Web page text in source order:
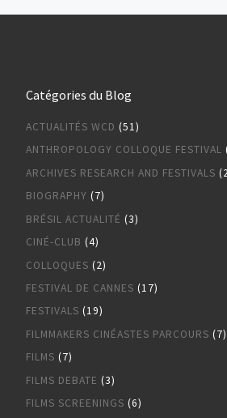
Catégories du Blog
ACTUALITÉS WCD (51)
ANTHROPOLOGY COLLOQUE FESTIVAL
ARCHIVES RESEARCH AND FESTIVALS
BIOGRAPHY (7)
BRÉSIL ACTUALITÉ (3)
CINÉ-CLUB (4)
COLLOQUES (2)
FESTIVAL DE CANNES (17)
FESTIVALS (19)
FILMMAKERS CINÉASTES PARCOURS (7)
FILMS (7)
FILMS DEBATE (3)
FILMS SCREENINGS (6)